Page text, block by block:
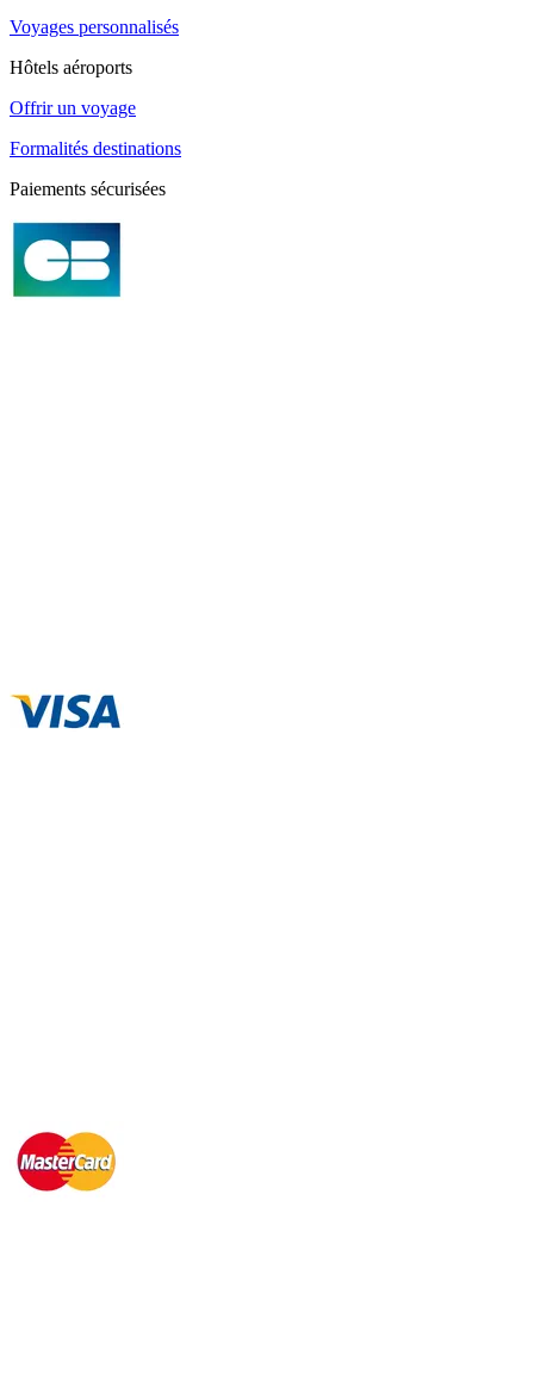
Voyages personnalisés
Hôtels aéroports
Offrir un voyage
Formalités destinations
Paiements sécurisées